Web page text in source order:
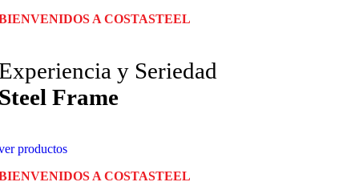
A COSTASTEEL
y Seriedad
Frame
productos
A COSTASTEEL